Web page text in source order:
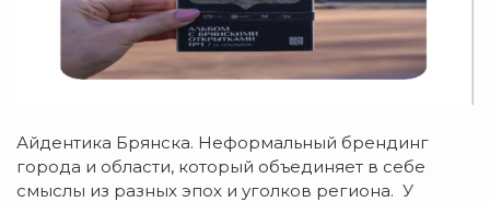
Айдентика Брянска. Неформальный брендинг
города и области, который объединяет в себе
смыслы из разных эпох и уголков региона. У